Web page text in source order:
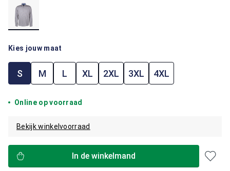
Kies jouw maat
S M L XL 2XL 3XL 4XL
Online op voorraad
Bekijk winkelvoorraad
In de winkelmand